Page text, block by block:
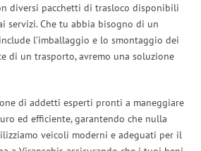
diversi pacchetti di trasloco disponibili
servizi. Che tu abbia bisogno di un
l’imballaggio e lo smontaggio dei
di un trasporto, avremo una soluzione
di addetti esperti pronti a maneggiare
ed efficiente, garantendo che nulla
veicoli moderni e adeguati per il